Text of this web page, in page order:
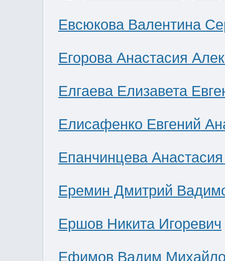
Евсюкова Валентина
Егорова Анастасия
Елгаева Елизавета
Елисафенко Евгений
Епанчинцева
Еремин Дмитрий
Ершов Никита Игоревич
Ефимов Вадим